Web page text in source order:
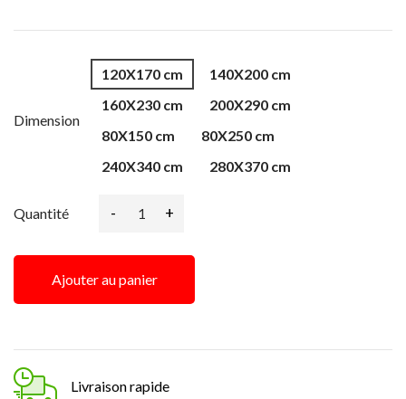
Dimension
120X170 cm
140X200 cm
160X230 cm
200X290 cm
80X150 cm
80X250 cm
240X340 cm
280X370 cm
Quantité - +
Ajouter au panier
Livraison rapide